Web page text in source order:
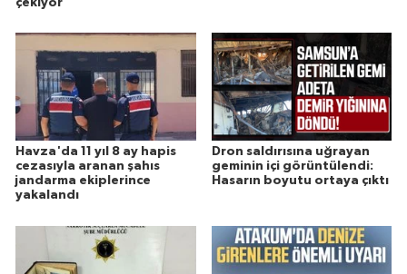
Havza'da 11 yıl 8 ay hapis
cezasıyla aranan şahıs
jandarma ekiplerince
yakalandı
Dron saldırısına uğrayan
geminin içi görüntülendi:
Hasarın boyutu ortaya çıktı